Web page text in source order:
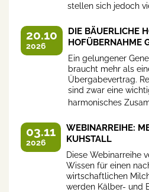
stellen sich jedoch
20.10
2026
DIE BÄUERLICHE
HOFÜBERNAHME
Ein gelungener
braucht mehr als
Übergabevertrag.
sind zwar eine
harmonisches
03.11
2026
WEBINARREIHE:
KUHSTALL
Diese Webinarreihe
Wissen für einen
wirtschaftlichen
werden Kälber- und